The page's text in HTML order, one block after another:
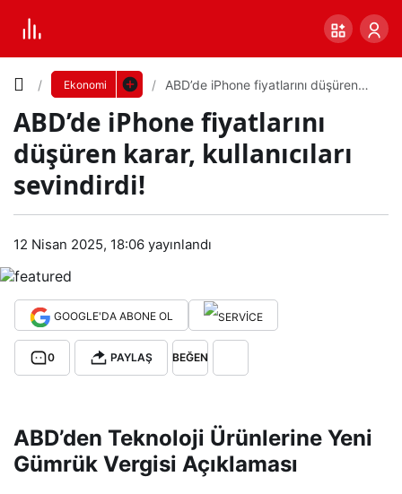
Ekonomi
ABD’de iPhone fiyatlarını düşüren
ABD’de iPhone fiyatlarını
düşüren karar, kullanıcıları
sevindirdi!
12 Nisan 2025, 18:06 yayınlandı
GOOGLE'DA ABONE OL
0 PAYLAŞ BEĞEN
ABD’den Teknoloji Ürünlerine Yeni
Gümrük Vergisi Açıklaması
AB
D’de
iPho
ne
ların
Yazı
Boyutunu
Ayarla
Varsayılana
0 PAYLAŞ